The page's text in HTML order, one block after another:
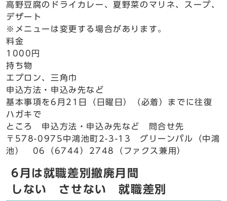
高野豆腐のドライカレー、夏野菜のマリネ、スープ、
デザート
※メニューは変更する場合があります。
料金
1000円
持ち物
エプロン、三角巾
申込方法・申込み先など
基本事項を6月21日（日曜日）（必着）までに往復
ハガキで
ところ 申込方法・申込み先など 問合せ先
〒578-0975中鴻池町2-3-13 グリーンパル（中鴻
池） 06（6744）2748（ファクス兼用）
6月は就職差別撤廃月間
しない させない 就職差別